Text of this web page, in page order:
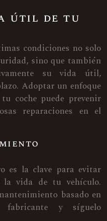
útil de tu
condiciones no solo
sino que también
su vida útil,
Adoptar un enfoque
coche puede prevenir
reparaciones en el
es la clave para evitar
la vida de tu vehículo.
basado en
fabricante y síguelo